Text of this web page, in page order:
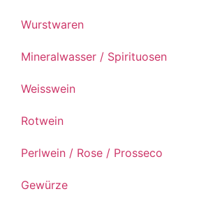
Wurstwaren
Mineralwasser / Spirituosen
Weisswein
Rotwein
Perlwein / Rose / Prosseco
Gewürze